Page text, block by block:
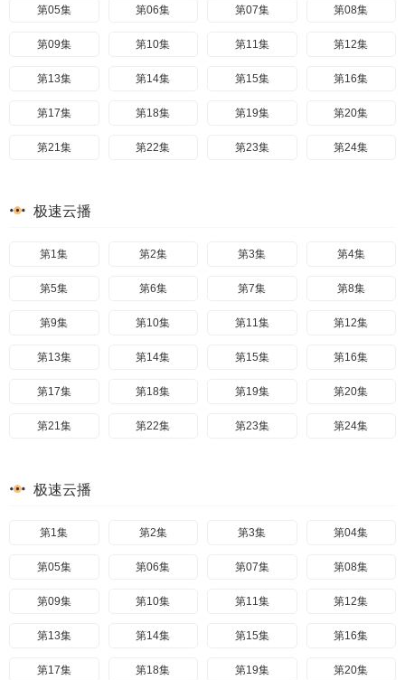
第05集 第06集 第07集 第08集
第09集 第10集 第11集 第12集
第13集 第14集 第15集 第16集
第17集 第18集 第19集 第20集
第21集 第22集 第23集 第24集
极速云播
第1集 第2集 第3集 第4集
第5集 第6集 第7集 第8集
第9集 第10集 第11集 第12集
第13集 第14集 第15集 第16集
第17集 第18集 第19集 第20集
第21集 第22集 第23集 第24集
极速云播
第1集 第2集 第3集 第04集
第05集 第06集 第07集 第08集
第09集 第10集 第11集 第12集
第13集 第14集 第15集 第16集
第17集 第18集 第19集 第20集